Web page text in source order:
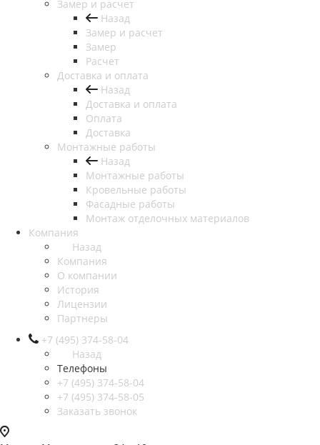
Замер и расчет
Назад
Замер и расчет
Замер
Расчет
Доставка и оплата
Назад
Доставка и оплата
Оплата
Доставка
Монтажные работы
Назад
Монтажные работы
Кровельные работы
Фасадные работы
Монтаж отделочных материалов
Компания
Назад
Компания
О компании
История
Лицензии
Партнеры
+7 (495) 374-58-04
Назад
Телефоны
+7 (495) 374-58-04
+7 (495) 374-58-05
Заказать звонок